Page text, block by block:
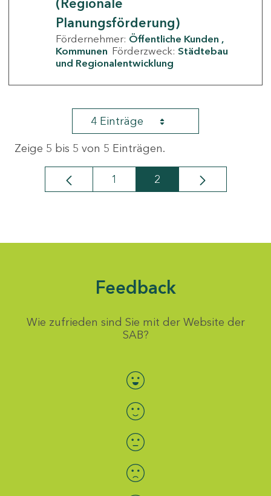
(Regionale
Planungsförderung)
Fördernehmer: Öffentliche Kunden
Kommunen Förderzweck: Städtebau
und Regionalentwicklung
4 Einträge
Zeige 5 bis 5 von 5 Einträgen.
Seite
1 Seite
2
Feedback
Wie zufrieden sind Sie mit der Website der
SAB?
Bewertung auswählen